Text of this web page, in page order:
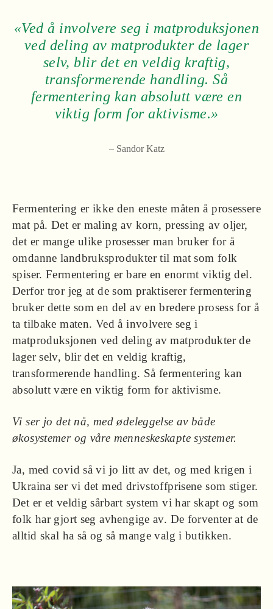
«Ved å involvere seg i matproduksjonen
ved deling av matprodukter de lager
selv, blir det en veldig kraftig,
transformerende handling. Så
fermentering kan absolutt være en
viktig form for aktivisme.»
– Sandor Katz
Fermentering er ikke den eneste måten å prosessere
mat på. Det er maling av korn, pressing av oljer,
det er mange ulike prosesser man bruker for å
omdanne landbruksprodukter til mat som folk
spiser. Fermentering er bare en enormt viktig del.
Derfor tror jeg at de som praktiserer fermentering
bruker dette som en del av en bredere prosess for å
ta tilbake maten. Ved å involvere seg i
matproduksjonen ved deling av matprodukter de
lager selv, blir det en veldig kraftig,
transformerende handling. Så fermentering kan
absolutt være en viktig form for aktivisme.
Vi ser jo det nå, med ødeleggelse av både
økosystemer og våre menneskeskapte systemer.
Ja, med covid så vi jo litt av det, og med krigen i
Ukraina ser vi det med drivstoffprisene som stiger.
Det er et veldig sårbart system vi har skapt og som
folk har gjort seg avhengige av. De forventer at de
alltid skal ha så og så mange valg i butikken.